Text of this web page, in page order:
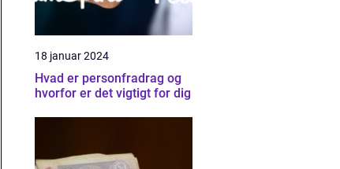
18 januar 2024
Hvad er personfradrag og
hvorfor er det vigtigt for dig